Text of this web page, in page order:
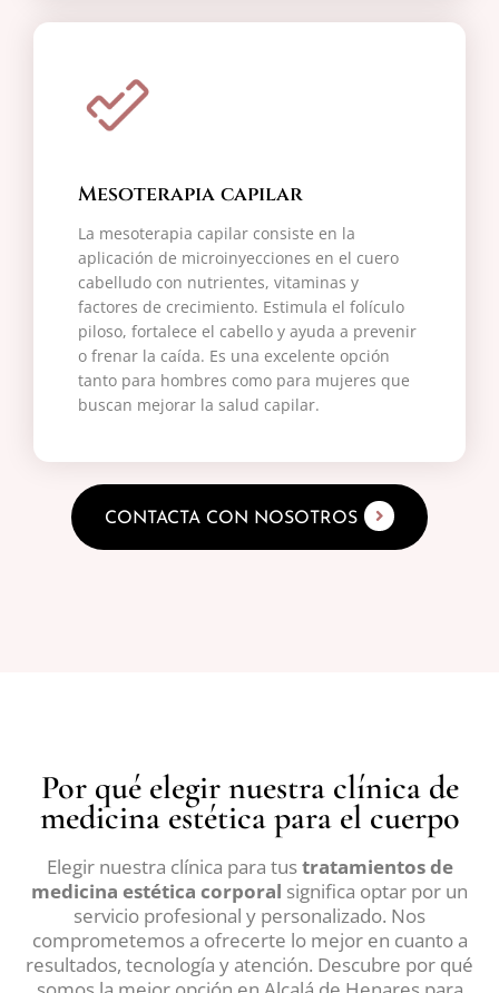
Mesoterapia capilar
La mesoterapia capilar consiste en la
aplicación de microinyecciones en el cuero
cabelludo con nutrientes, vitaminas y
factores de crecimiento. Estimula el folículo
piloso, fortalece el cabello y ayuda a prevenir
o frenar la caída. Es una excelente opción
tanto para hombres como para mujeres que
buscan mejorar la salud capilar.
CONTACTA CON NOSOTROS
Por qué elegir nuestra clínica de
medicina estética para el cuerpo
Elegir nuestra clínica para tustratamientos de
medicina estética corporal significa optar por un
servicio profesional y personalizado. Nos
comprometemos a ofrecerte lo mejor en cuanto a
resultados, tecnología y atención. Descubre por qué